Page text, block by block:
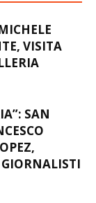
VISITA
SAN